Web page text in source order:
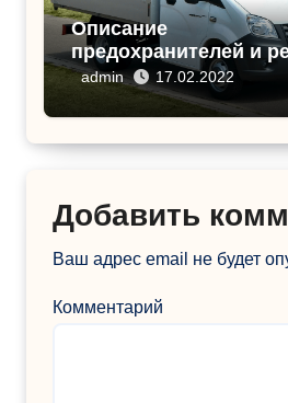
Описание
предохранителей и
Газель Next
admin 17.02.2022
Добавить
Ваш адрес email не будет
Комментарий